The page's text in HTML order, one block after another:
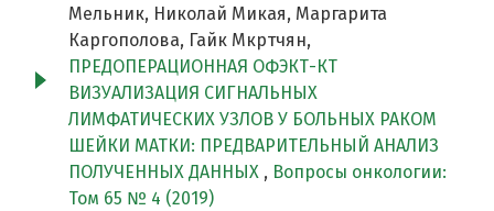
Мельник, Николай Микая, Маргарита
Каргополова, Гайк Мкртчян,
ПРЕДОПЕРАЦИОННАЯ ОФЭКТ-КТ
ВИЗУАЛИЗАЦИЯ СИГНАЛЬНЫХ
ЛИМФАТИЧЕСКИХ УЗЛОВ У БОЛЬНЫХ РАКОМ
ШЕЙКИ МАТКИ: ПРЕДВАРИТЕЛЬНЫЙ АНАЛИЗ
ПОЛУЧЕННЫХ ДАННЫХ , Вопросы онкологии:
Том 65 № 4 (2019)